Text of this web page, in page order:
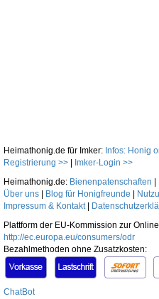
Heimathonig.de für Imker: Infos: Honig
Registrierung >>
Imker-Login >>
Heimathonig.de: Bienenpatenschaften
Über uns
Blog für Honigfreunde
Impressum & Kontakt|
Plattform der EU-Kommission zur
http://ec.europa.eu/consumers/odr
Bezahlmethoden ohne Zusatzkosten:
ChatBot